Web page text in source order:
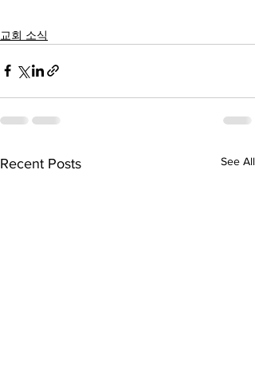
교회 소식
Recent Posts See All